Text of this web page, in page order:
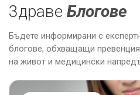
3драве Блогове
Бъдете информирани с
блогове, обхващащи
на живот и медицински